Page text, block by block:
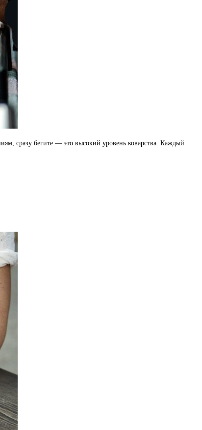
сразу бегите — это высокий уровень коварства. Каждый